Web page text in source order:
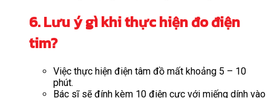
6. Lưu ý gì khi thực hiện đo điện
tim?
Việc thực hiện điện tâm đồ mất khoảng 5 – 10
phút.
Bác sĩ sẽ đính kèm 10 điện cực với miếng dính vào